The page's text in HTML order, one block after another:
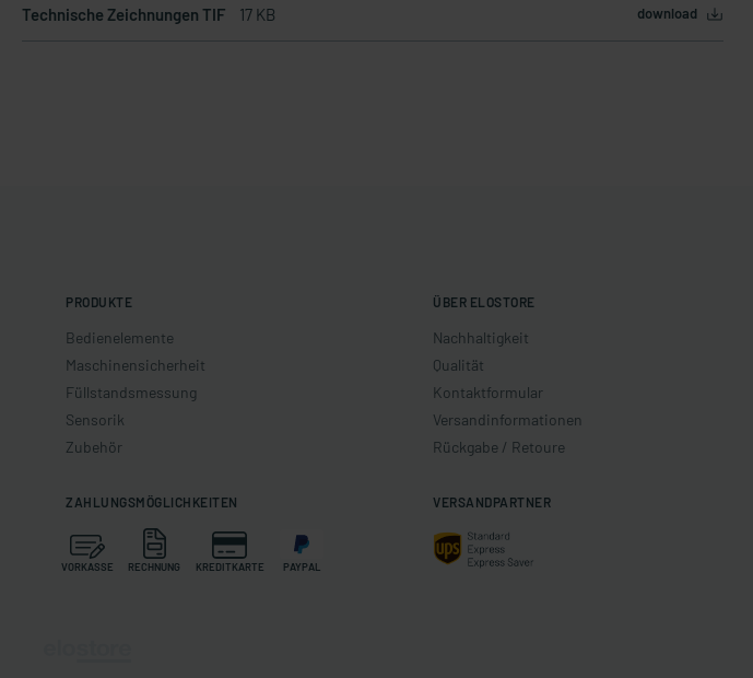
Technische Zeichnungen TIF 17 KB download
PRODUKTE
Bedienelemente
Maschinensicherheit
Füllstandsmessung
Sensorik
Zubehör
ÜBER ELOSTORE
Nachhaltigkeit
Qualität
Kontaktformular
Versandinformationen
Rückgabe / Retoure
ZAHLUNGSMÖGLICHKEITEN
VORKASSE RECHNUNG KREDITKARTE PAYPAL
VERSANDPARTNER